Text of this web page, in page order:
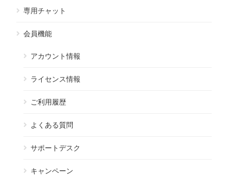
専用チャット
会員機能
アカウント情報
ライセンス情報
ご利用履歴
よくある質問
サポートデスク
キャンペーン